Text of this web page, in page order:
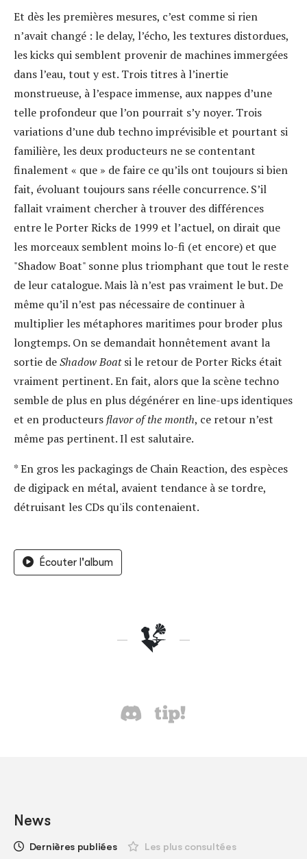
Et dès les premières mesures, c’est comme si rien
n’avait changé : le delay, l’écho, les textures distordues,
les kicks qui semblent provenir de machines immergées
dans l’eau, tout y est. Trois titres à l’inertie
monstrueuse, à l’espace immense, aux nappes d’une
telle profondeur que l’on pourrait s’y noyer. Trois
variations d’une dub techno imprévisible et pourtant si
familière, les deux producteurs ne se contentant
finalement « que » de faire ce qu’ils ont toujours si bien
fait, évoluant toujours sans réelle concurrence. S’il
fallait vraiment chercher à trouver des différences
entre le Porter Ricks de 1999 et l’actuel, on dirait que
les morceaux semblent moins lo-fi (et encore) et que
"Shadow Boat" sonne plus triomphant que tout le reste
de leur catalogue. Mais là n’est pas vraiment le but. De
même qu’il n’est pas nécessaire de continuer à
multiplier les métaphores maritimes pour broder plus
longtemps. On se demandait honnêtement avant la
sortie deShadow Boatsi le retour de Porter Ricks était
vraiment pertinent. En fait, alors que la scène techno
semble de plus en plus dégénérer en line-ups identiques
et en producteurs flavor of the month, ce retour n’est
même pas pertinent. Il est salutaire.
* En gros les packagings de Chain Reaction, des espèces
de digipack en métal, avaient tendance à se tordre,
détruisant les CDs qu'ils contenaient.
Écouter l'album
News
Dernières publiées Les plus consultées